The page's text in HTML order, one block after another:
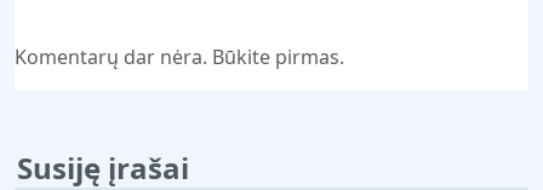
Komentarų dar nėra. Būkite pirmas.
Susiję įrašai